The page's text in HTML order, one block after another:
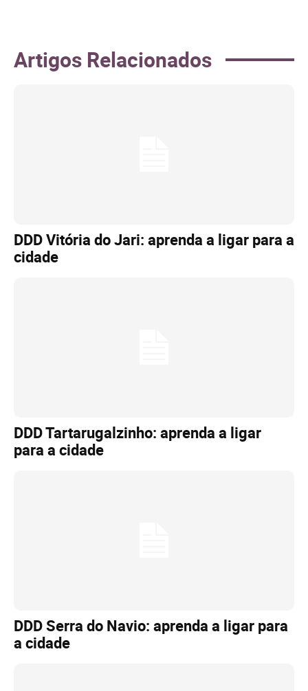
Artigos Relacionados
DDD Vitória do Jari: aprenda a ligar para a
cidade
DDD Tartarugalzinho: aprenda a ligar
para a cidade
DDD Serra do Navio: aprenda a ligar para
a cidade